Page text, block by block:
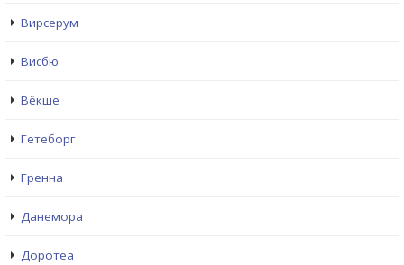
Вирсерум
Висбю
Вёкше
Гетеборг
Гренна
Данемора
Доротеа